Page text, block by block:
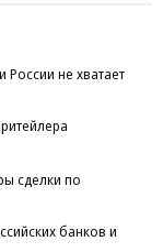
России не хватает
сделки по
банков и